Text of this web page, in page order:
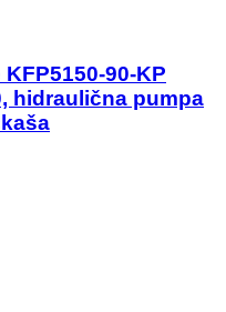
90-KP
hidraulična pumpa